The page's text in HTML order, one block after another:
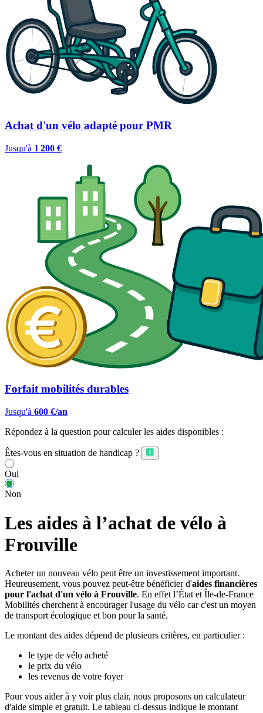
Achat d'un vélo adapté pour PMR
Jusqu'à 1 200 €
Forfait mobilités durables
Jusqu'à 600 €/an
Répondez à la question pour calculer les aides disponibles :
Êtes-vous en situation de handicap ?
Oui
Non
Les aides à l’achat de vélo à
Frouville
Acheter un nouveau vélo peut être un investissement important.
Heureusement, vous pouvez peut-être bénéficier d'aides financières
pour l'achat d'un vélo à Frouville. En effet l’État et Île-de-France
Mobilités cherchent à encourager l'usage du vélo car c'est un moyen
de transport écologique et bon pour la santé.
Le montant des aides dépend de plusieurs critères, en particulier :
le type de vélo acheté
le prix du vélo
les revenus de votre foyer
Pour vous aider à y voir plus clair, nous proposons un calculateur
d'aide simple et gratuit. Le tableau ci-dessus indique le montant